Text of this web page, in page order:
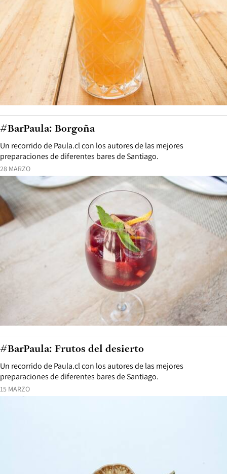
28 MARZO
Un recorrido de Paula.cl con los autores de las mejores
preparaciones de diferentes bares de Santiago.
#BarPaula: Borgoña
15 MARZO
Un recorrido de Paula.cl con los autores de las mejores
preparaciones de diferentes bares de Santiago.
#BarPaula: Frutos del desierto